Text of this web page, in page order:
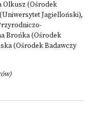
Olkusz (Ośrodek
Jagielloński),
Brońka (Ośrodek
(Ośrodek Badawczy